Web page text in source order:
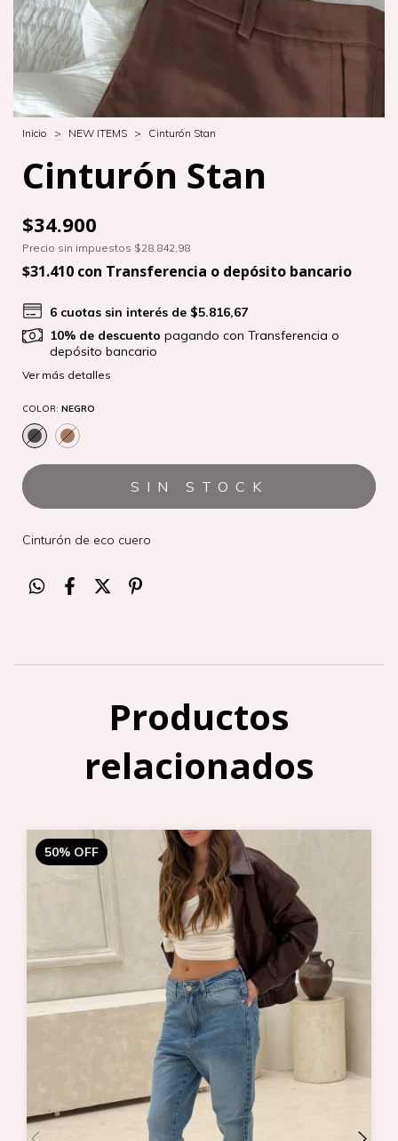
Inicio > NEW ITEMS > Cinturón Stan
Cinturón Stan
$34.900
Precio sin impuestos $28.842,98
$31.410 con Transferencia o depósito bancario
6 cuotas sin interés de $5.816,67
10% de descuento pagando con Transferencia o
depósito bancario
Ver más detalles
COLOR: NEGRO
Cinturón de eco cuero
Productos
relacionados
50% OFF